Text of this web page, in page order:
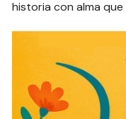
historia con alma